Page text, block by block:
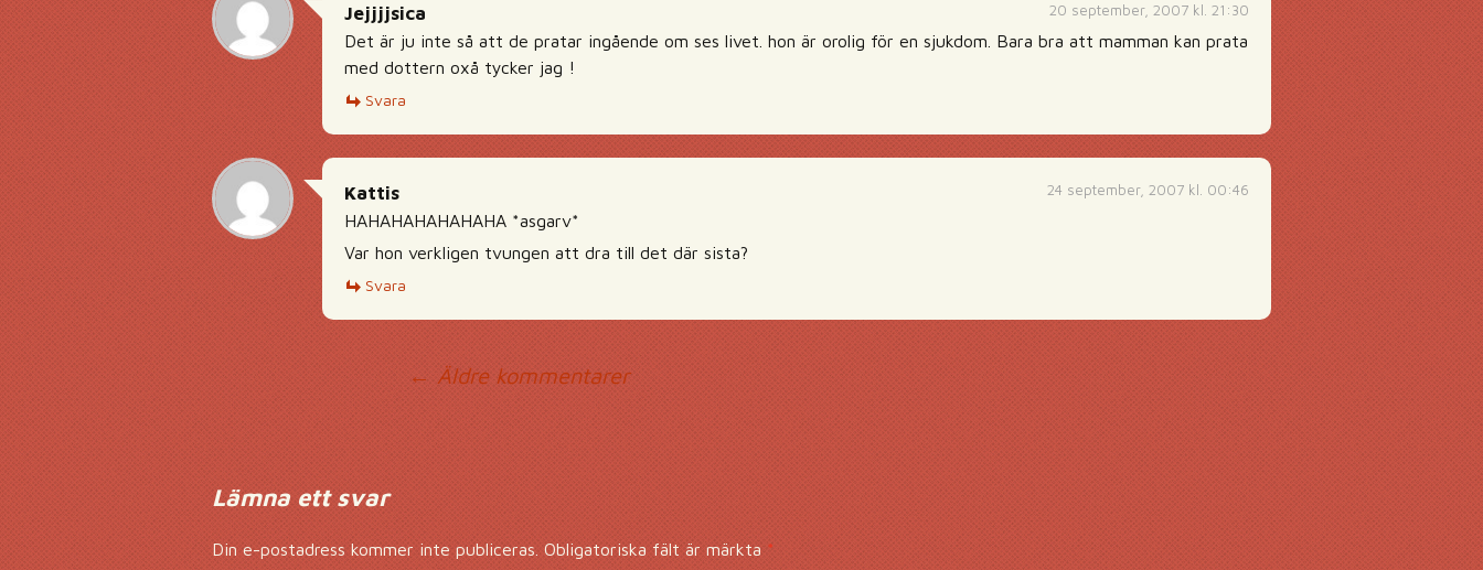
20 september, 2007 kl. 21:30
Jejjjjsica
Det är ju inte så att de pratar ingående om ses livet. hon är orolig för en sjukdom. Bara bra att mamman kan prata
med dottern oxå tycker jag !
Svara
24 september, 2007 kl. 00:46
Kattis
HAHAHAHAHAHAHA *asgarv*
Var hon verkligen tvungen att dra till det där sista?
Svara
Kommentarsnavigering
← Äldre kommentarer
Lämna ett svar
Din e-postadress kommer inte publiceras. Obligatoriska fält är märkta *